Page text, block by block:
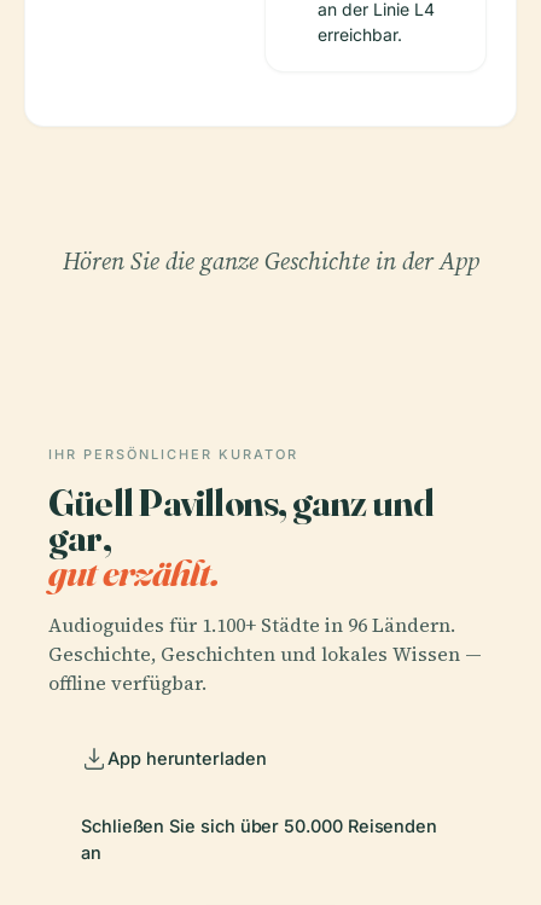
an der Linie L4
erreichbar.
Hören Sie die ganze Geschichte in der App
IHR PERSÖNLICHER KURATOR
Güell Pavillons, ganz und
gar,
gut erzählt.
Audioguides für 1.100+ Städte in 96 Ländern.
Geschichte, Geschichten und lokales Wissen —
offline verfügbar.
App herunterladen
Schließen Sie sich über 50.000 Reisenden
an